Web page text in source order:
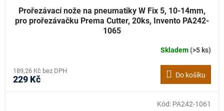
Prořezávací nože na pneumatiky W Fix 5, 10-14mm,
pro prořezávačku Prema Cutter, 20ks, Invento PA242-
1065
Skladem(>5 ks)
189,26 Kč bez DPH
229 Kč Do košíku
Kód: PA242-1061